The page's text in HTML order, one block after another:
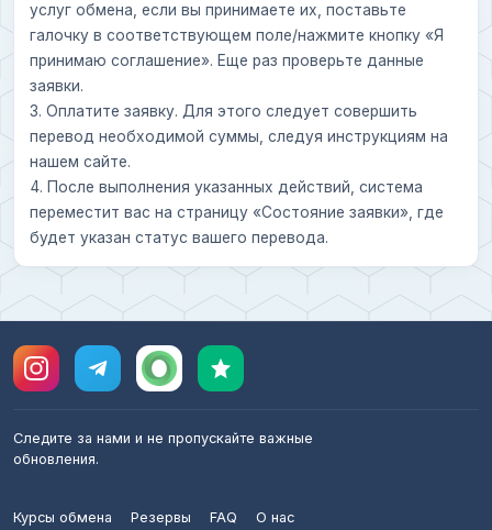
услуг обмена, если вы принимаете их, поставьте
галочку в соответствующем поле/нажмите кнопку «Я
принимаю соглашение». Еще раз проверьте данные
заявки.
3. Оплатите заявку. Для этого следует совершить
перевод необходимой суммы, следуя инструкциям на
нашем сайте.
4. После выполнения указанных действий, система
переместит вас на страницу «Состояние заявки», где
будет указан статус вашего перевода.
Следите за нами и не пропускайте важные
обновления.
Курсы обмена Резервы FAQ О нас